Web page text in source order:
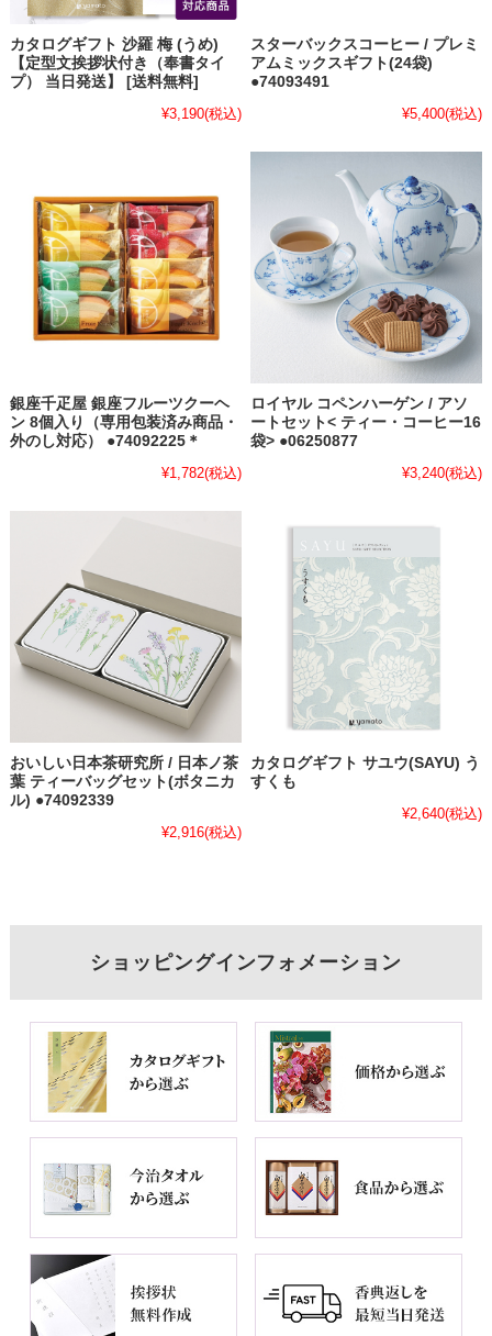
カタログギフト 沙羅 梅 (うめ)
【定型文挨拶状付き（奉書タイ
プ） 当日発送】 [送料無料]
¥3,190(税込)
スターバックスコーヒー / プレミ
アムミックスギフト(24袋)
●74093491
¥5,400(税込)
銀座千疋屋 銀座フルーツクーヘ
ン 8個入り（専用包装済み商品・
外のし対応） ●74092225＊
¥1,782(税込)
ロイヤル コペンハーゲン / アソ
ートセット< ティー・コーヒー16
袋> ●06250877
¥3,240(税込)
おいしい日本茶研究所 / 日本ノ茶
葉 ティーバッグセット(ボタニカ
ル) ●74092339
¥2,916(税込)
カタログギフト サユウ(SAYU) う
すくも
¥2,640(税込)
ショッピングインフォメーション